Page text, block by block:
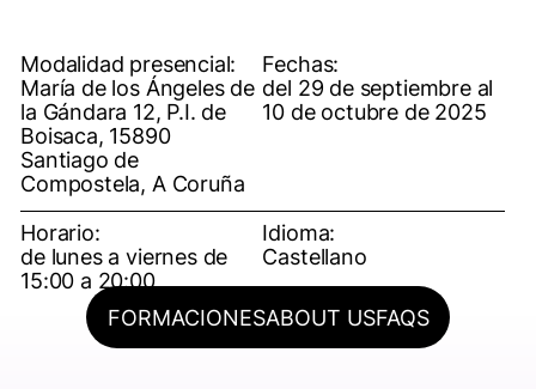
FORMACIONESABOUT USFAQS
Modalidad presencial:
María de los Ángeles de
la Gándara 12, P.I. de
Boisaca, 15890
Santiago de
Compostela, A Coruña
Fechas:
del 29 de septiembre al
10 de octubre de 2025
Horario:
de lunes a viernes de
15:00 a 20:00
Idioma:
Castellano